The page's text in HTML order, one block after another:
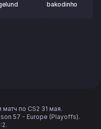
bakodinho
по CS2 31 мая.
57 - Europe (Playoffs).